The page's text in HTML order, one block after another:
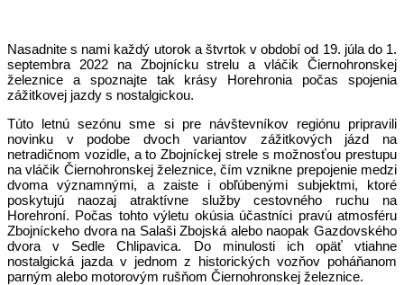
Nasadnite s nami každý utorok a štvrtok v období od 19. júla do 1.
septembra 2022 na Zbojnícku strelu a vláčik Čiernohronskej
železnice a spoznajte tak krásy Horehronia počas spojenia
zážitkovej jazdy s nostalgickou.
Túto letnú sezónu sme si pre návštevníkov regiónu pripravili
novinku v podobe dvoch variantov zážitkových jázd na
netradičnom vozidle, a to Zbojníckej strele s možnosťou prestupu
na vláčik Čiernohronskej železnice, čím vznikne prepojenie medzi
dvoma významnými, a zaiste i obľúbenými subjektmi, ktoré
poskytujú naozaj atraktívne služby cestovného ruchu na
Horehroní. Počas tohto výletu okúsia účastníci pravú atmosféru
Zbojníckeho dvora na Salaši Zbojská alebo naopak Gazdovského
dvora v Sedle Chlipavica. Do minulosti ich opäť vtiahne
nostalgická jazda v jednom z historických vozňov poháňanom
parným alebo motorovým rušňom Čiernohronskej železnice.